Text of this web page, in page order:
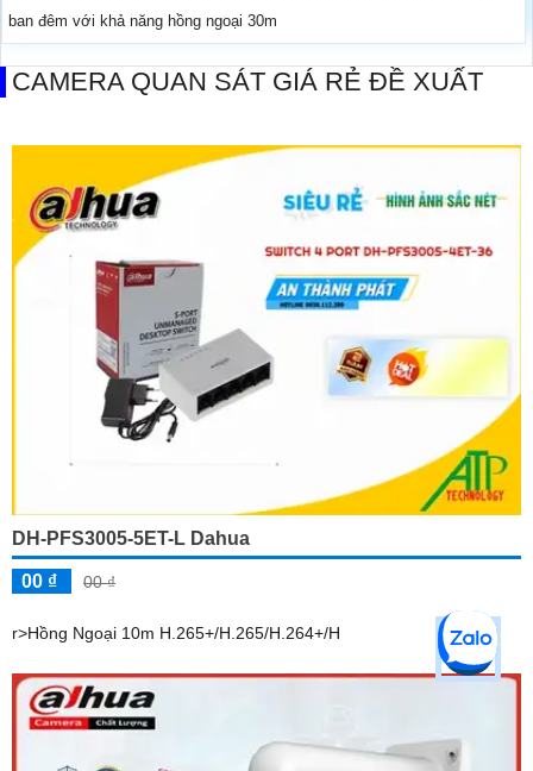
ban đêm với khả năng hồng ngoại 30m
CAMERA QUAN SÁT GIÁ RẺ ĐỀ XUẤT
DH-PFS3005-5ET-L Dahua
00 ₫ 00 ₫
r>Hồng Ngoại 10m H.265+/H.265/H.264+/H